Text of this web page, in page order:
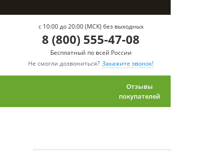
c 10:00 до 20:00 (МСК) без выходных
8 (800) 555-47-08
Бесплатный по всей России
Не смогли дозвониться? Закажите звонок!
Отзывы
покупателей